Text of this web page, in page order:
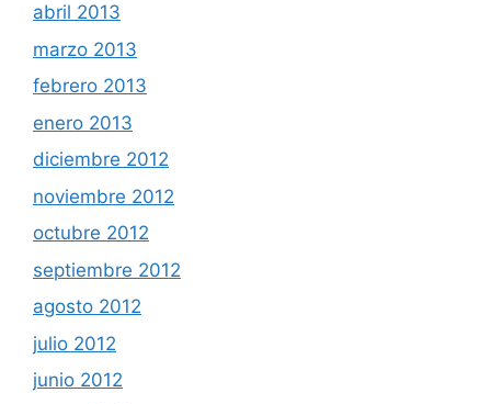
abril 2013
marzo 2013
febrero 2013
enero 2013
diciembre 2012
noviembre 2012
octubre 2012
septiembre 2012
agosto 2012
julio 2012
junio 2012